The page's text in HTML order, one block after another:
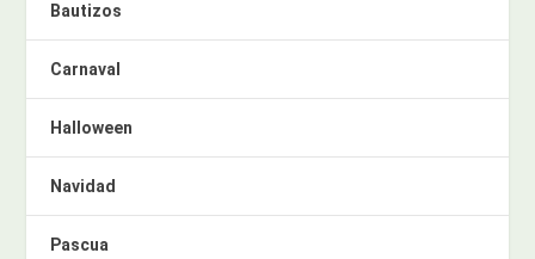
Bautizos
Carnaval
Halloween
Navidad
Pascua